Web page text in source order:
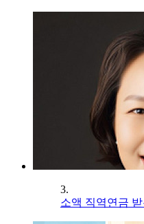
3.
소액 직역연금